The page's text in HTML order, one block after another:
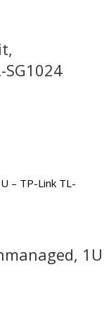
1U